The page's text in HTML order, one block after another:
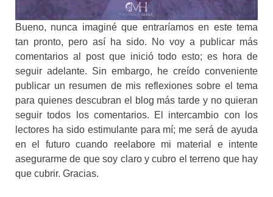
Bueno, nunca imaginé que entraríamos en este tema
tan pronto, pero así ha sido. No voy a publicar más
comentarios al post que inició todo esto; es hora de
seguir adelante. Sin embargo, he creído conveniente
publicar un resumen de mis reflexiones sobre el tema
para quienes descubran el blog más tarde y no quieran
seguir todos los comentarios. El intercambio con los
lectores ha sido estimulante para mí; me será de ayuda
en el futuro cuando reelabore mi material e intente
asegurarme de que soy claro y cubro el terreno que hay
que cubrir. Gracias.